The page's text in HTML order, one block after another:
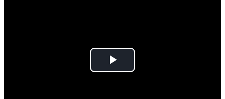
Play